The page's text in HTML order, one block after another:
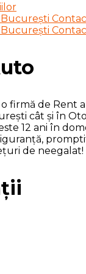
firmă de Rent
cât și în
12 ani în
de neegalat!